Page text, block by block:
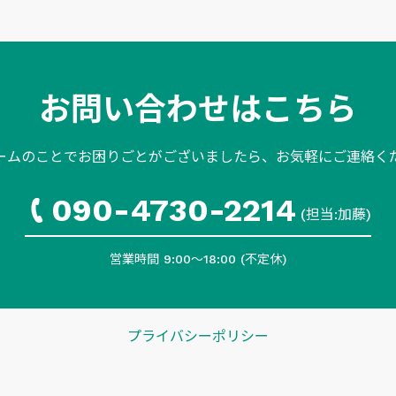
お問い合わせはこちら
ムのことでお困りごとがございましたら、 お気軽にご連絡く
090-4730-2214 (担当:加藤)
営業時間 9:00〜18:00 (不定休)
プライバシーポリシー